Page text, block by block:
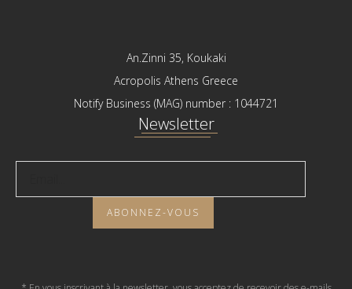
An.Zinni 35, Koukaki
Acropolis Athens Greece
Notify Business (MAG) number : 1044721
Newsletter